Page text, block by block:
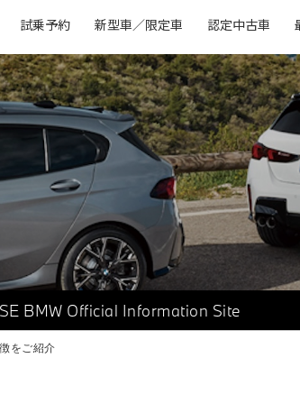
試乗予約 新型車／限定車 認定中古車
BMW Official Information Site
をご紹介